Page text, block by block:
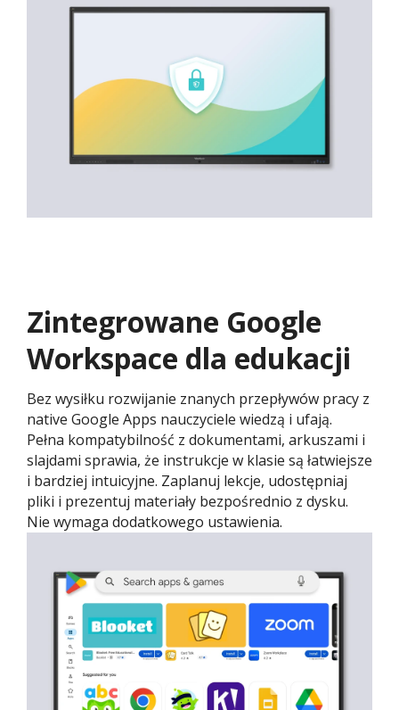
Zintegrowane Google
Workspace dla edukacji
Bez wysiłku rozwijanie znanych przepływów pracy z
native Google Apps nauczyciele wiedzą i ufają.
Pełna kompatybilność z dokumentami, arkuszami i
slajdami sprawia, że instrukcje w klasie są łatwiejsze
i bardziej intuicyjne. Zaplanuj lekcje, udostępniaj
pliki i prezentuj materiały bezpośrednio z dysku.
Nie wymaga dodatkowego ustawienia.